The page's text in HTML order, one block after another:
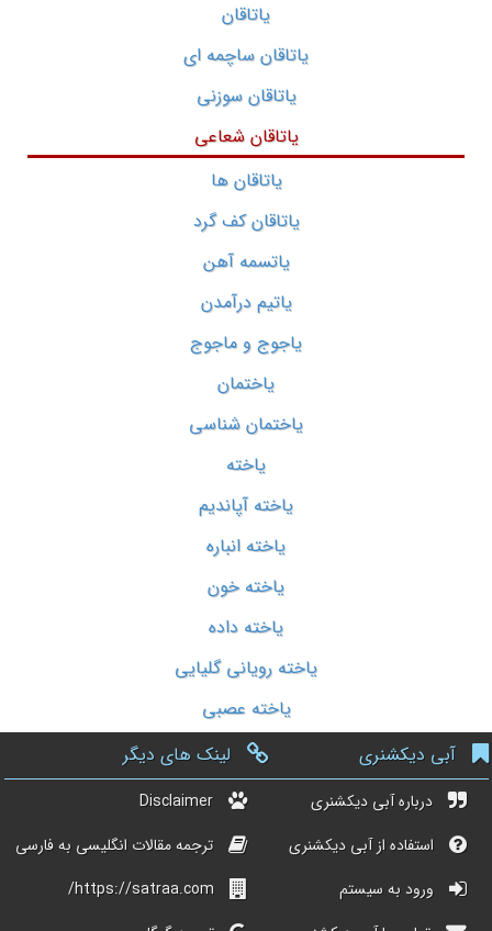
یاتاقان
یاتاقان ساچمه ای
یاتاقان سوزنی
یاتاقان شعاعی
یاتاقان ها
یاتاقان کف گرد
یاتسمه آهن
یاتیم درآمدن
یاجوج و ماجوج
یاختمان
یاختمان شناسی
یاخته
یاخته آپاندیم
یاخته انباره
یاخته خون
یاخته داده
یاخته رویانی گلیایی
یاخته عصبی
آبی دیکشنری
درباره آبی دیکشنری
استفاده از آبی دیکشنری
ورود به سیستم
لینک های دیگر
Disclaimer
ترجمه مقالات انگلیسی به فارسی
https://satraa.com/